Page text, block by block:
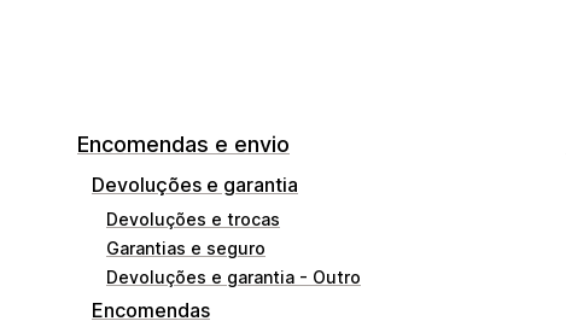
Encomendas e envio
Devoluções e garantia
Devoluções e trocas
Garantias e seguro
Devoluções e garantia - Outro
Encomendas